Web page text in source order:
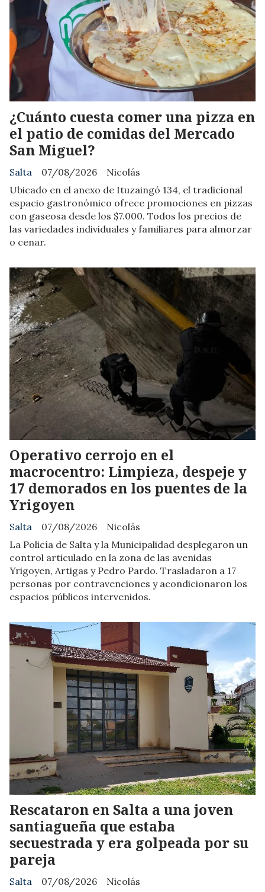
¿Cuánto cuesta comer una pizza en
el patio de comidas del Mercado
San Miguel?
Nicolás
Salta
07/08/2026
Ubicado en el anexo de Ituzaingó 134, el tradicional
espacio gastronómico ofrece promociones en pizzas
con gaseosa desde los $7.000. Todos los precios de
las variedades individuales y familiares para almorzar
o cenar.
Operativo cerrojo en el
macrocentro: Limpieza, despeje y
17 demorados en los puentes de la
Yrigoyen
Nicolás
Salta
07/08/2026
La Policía de Salta y la Municipalidad desplegaron un
control articulado en la zona de las avenidas
Yrigoyen, Artigas y Pedro Pardo. Trasladaron a 17
personas por contravenciones y acondicionaron los
espacios públicos intervenidos.
Rescataron en Salta a una joven
santiagueña que estaba
secuestrada y era golpeada por su
pareja
Nicolás
Salta
07/08/2026